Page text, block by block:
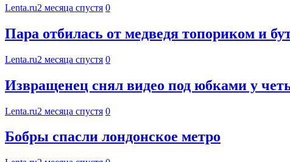
Lenta.ru2 месяца спустя 0
Пара отбилась от медведя топориком и
Lenta.ru2 месяца спустя 0
Извращенец снял видео под юбками у
Lenta.ru2 месяца спустя 0
Бобры спасли лондонское метро